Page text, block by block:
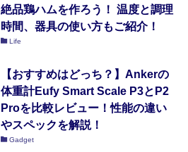
絶品鶏ハムを作ろう！ 温度と調理
時間、器具の使い方もご紹介！
Life
【おすすめはどっち？】Ankerの
体重計Eufy Smart Scale P3とP2
Proを比較レビュー！性能の違い
やスペックを解説！
Gadget